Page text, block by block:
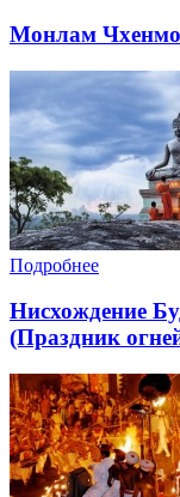
Монлам Чхенмо
Подробнее
Нисхождение
(Праздник